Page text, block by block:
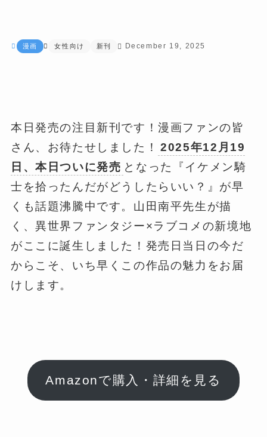
漫画 女性向け 新刊 December 19, 2025
本日発売の注目新刊です！漫画ファンの皆
さん、お待たせしました！
2025年12月19
日、本日ついに発売 となった『イケメン騎
士を拾ったんだがどうしたらいい？』が早
くも話題沸騰中です。山田南平先生が描
く、異世界ファンタジー×ラブコメの新境地
がここに誕生しました！発売日当日の今だ
からこそ、いち早くこの作品の魅力をお届
けします。
Amazonで購入・詳細を見る